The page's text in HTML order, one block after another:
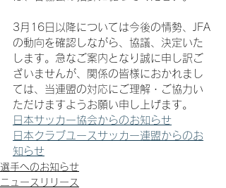
3月16日以降については今後の情勢、JFA
の動向を確認しながら、協議、決定いた
します。急なご案内となり誠に申し訳ご
ざいませんが、関係の皆様におかれまし
ては、当連盟の対応にご理解・ご協力い
ただけますようお願い申し上げます。
日本サッカー協会からのお知らせ
日本クラブユースサッカー連盟からのお
知らせ
選手へのお知らせ
ニュースリリース